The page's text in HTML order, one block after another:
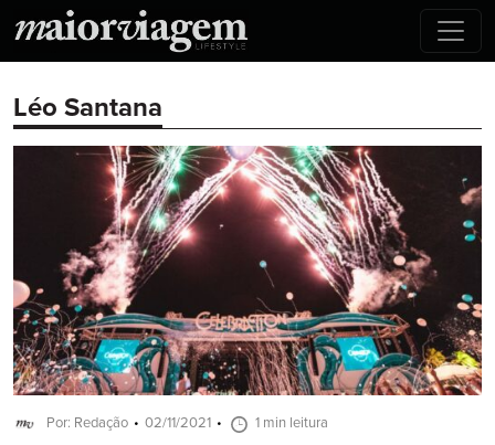
Léo Santana
Por: Redação 02/11/2021 1 min leitura